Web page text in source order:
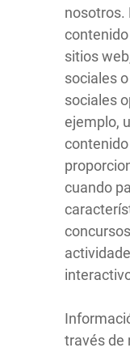
nosotros.
sitios
sociales
sociales
ejemplo,
cuando
través de